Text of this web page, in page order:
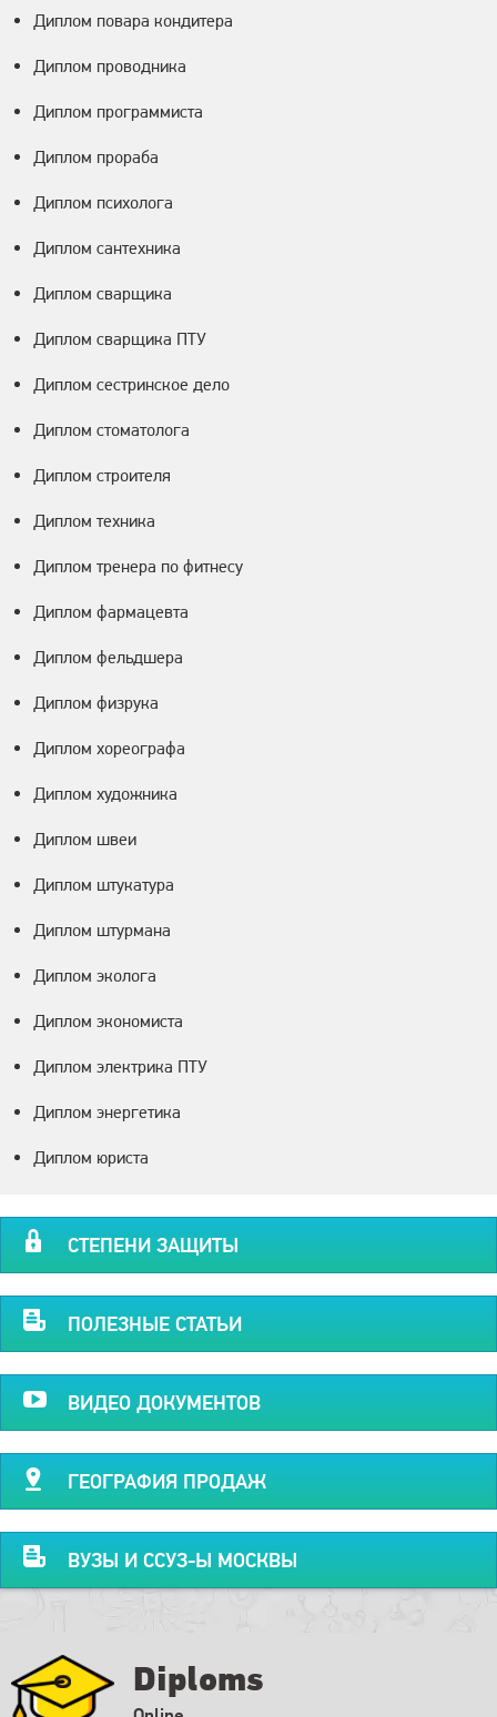
Диплом повара кондитера
Диплом проводника
Диплом программиста
Диплом прораба
Диплом психолога
Диплом сантехника
Диплом сварщика
Диплом сварщика ПТУ
Диплом сестринское дело
Диплом стоматолога
Диплом строителя
Диплом техника
Диплом тренера по фитнесу
Диплом фармацевта
Диплом фельдшера
Диплом физрука
Диплом хореографа
Диплом художника
Диплом швеи
Диплом штукатура
Диплом штурмана
Диплом эколога
Диплом экономиста
Диплом электрика ПТУ
Диплом энергетика
Диплом юриста
СТЕПЕНИ ЗАЩИТЫ
ПОЛЕЗНЫЕ СТАТЬИ
ВИДЕО ДОКУМЕНТОВ
ГЕОГРАФИЯ ПРОДАЖ
ВУЗЫ И ССУЗ-Ы МОСКВЫ
Diploms